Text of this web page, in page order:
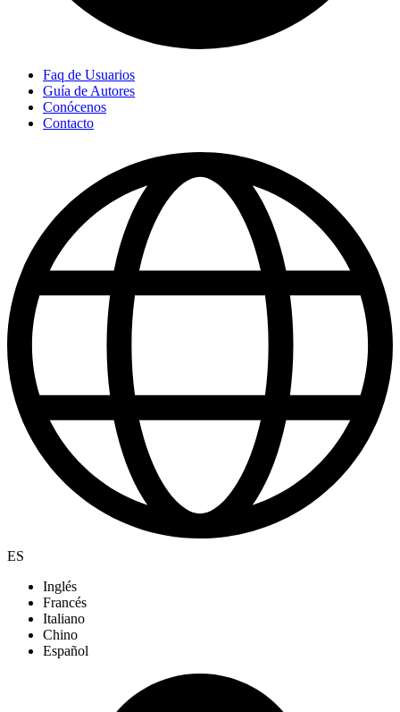
Faq de Usuarios
Guía de Autores
Conócenos
Contacto
ES
Inglés
Francés
Italiano
Chino
Español